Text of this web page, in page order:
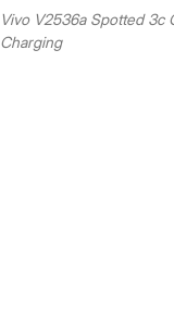
Vivo V2536a Spotted 3c
Charging